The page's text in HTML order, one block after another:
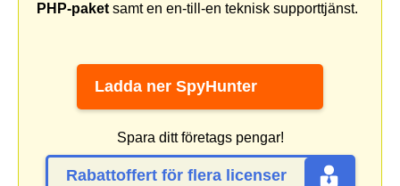
PHP-paket samt en en-till-en teknisk supporttjänst.
Ladda ner SpyHunter
Spara ditt företags pengar!
Rabattoffert för flera licenser